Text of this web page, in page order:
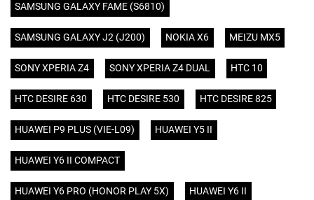
SAMSUNG GALAXY FAME (S6810)
SAMSUNG GALAXY J2 (J200) NOKIA X6 MEIZU MX5
SONY XPERIA Z4 SONY XPERIA Z4 DUAL HTC 10
HTC DESIRE 630 HTC DESIRE 530 HTC DESIRE 825
HUAWEI P9 PLUS (VIE-L09) HUAWEI Y5 II
HUAWEI Y6 II COMPACT
HUAWEI Y6 PRO (HONOR PLAY 5X) HUAWEI Y6 II